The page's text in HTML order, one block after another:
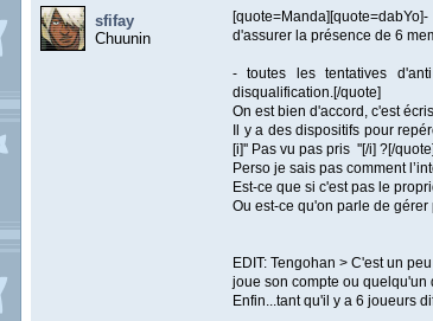
sfifay
Chuunin
d'assurer la présence de 6
- toutes les tentatives
disqualification.[/quote]
On est bien d'accord, c'est
Il y a des dispositifs pour
[i]'' Pas vu pas pris ''[/i] ?[/quote]
Perso je sais pas comment
Est-ce que si c'est pas le
Ou est-ce qu'on parle de
EDIT: Tengohan > C'est un
joue son compte ou quelqu'un
Enfin...tant qu'il y a 6 joueurs